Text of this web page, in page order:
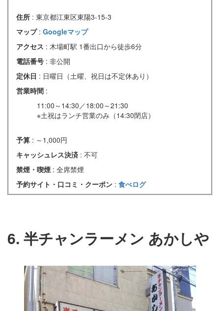
住所 : 東京都江東区東陽3-15-3
マップ : Googleマップ
アクセス : 木場町駅 1番出口から徒歩6分
電話番号 : 非公開
定休日 : 日曜日（土曜、祝日は不定休あり）
営業時間 :
11:00～14:30／18:00～21:30
※土祝はランチ営業のみ（14:30閉店）
予算 : ～1,000円
キャッシュレス決済 : 不可
禁煙・喫煙 : 全席禁煙
予約サイト・口コミ・クーポン : 食べログ
6. 半チャンラーメン あかしや